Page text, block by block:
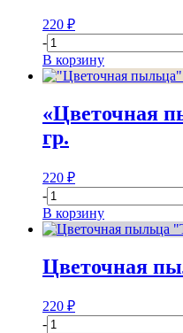
220 ₽
-
В корзину
«Цветочная
гр.
220 ₽
-
В корзину
Цветочная
220 ₽
-